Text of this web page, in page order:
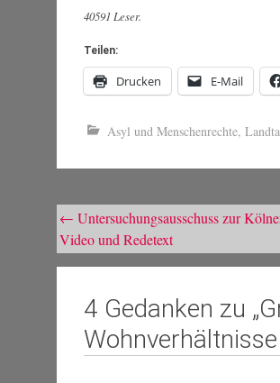
40591 Leser.
Teilen:
Drucken E-Mail
Asyl und Menschenrechte,
Beitragsnavigation
← Untersuchungsausschuss zur
Video und Redetext
4 Gedanken zu „